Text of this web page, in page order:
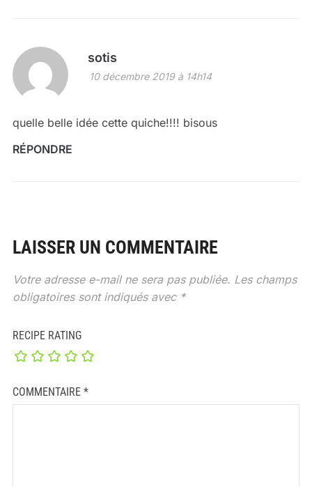
sotis
10 décembre 2019 à 14h14
quelle belle idée cette quiche!!!! bisous
RÉPONDRE
LAISSER UN COMMENTAIRE
Votre adresse e-mail ne sera pas publiée. Les champs
obligatoires sont indiqués avec *
RECIPE RATING
COMMENTAIRE *